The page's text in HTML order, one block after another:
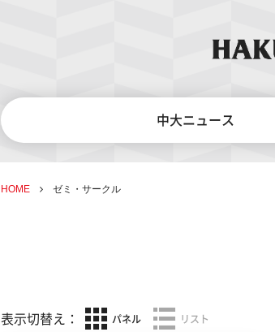
中大ニュース
HOME ゼミ・サークル
表示切替え： パネル リスト